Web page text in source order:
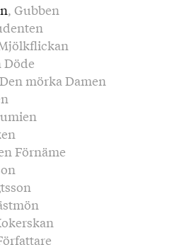
, Gubben
Döde
mörka Damen
Förnäme